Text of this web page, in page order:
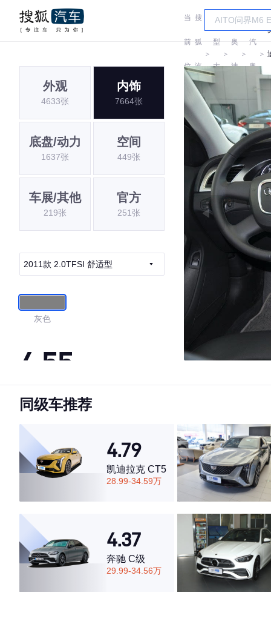
当
前
位
置:
搜
狐
汽
车
＞
车
型
大
＞
奥
迪
＞
一
汽
奥
迪
＞
外观
4633张
内饰
7664张
底盘/动力
1637张
空间
449张
车展/其他
219张
官方
251张
2011款 2.0TFSI 舒适型
灰色
4.55
·外观表现一般，低于60%同级车
·空间表现一般，低于63%同级车
同级车推荐
4.79
凯迪拉克 CT5
28.99-34.59万
4.37
奔驰 C级
29.99-34.56万